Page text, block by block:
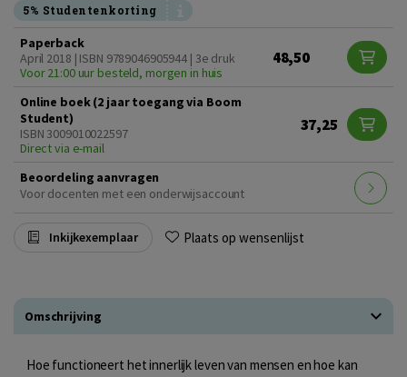
5% Studentenkorting
Paperback
April 2018 | ISBN 9789046905944 | 3e druk
Voor 21:00 uur besteld, morgen in huis
48,50
Online boek (2 jaar toegang via Boom
Student)
ISBN 3009010022597
Direct via e-mail
37,25
Beoordeling aanvragen
Voor docenten met een onderwijsaccount
Inkijkexemplaar Plaats op wensenlijst
Omschrijving
Hoe functioneert het innerlijk leven van mensen en hoe kan